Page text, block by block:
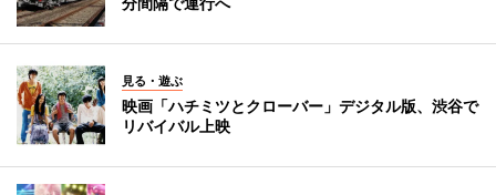
見る・遊ぶ
映画「ハチミツとクローバー」デジタル版、渋谷で
リバイバル上映